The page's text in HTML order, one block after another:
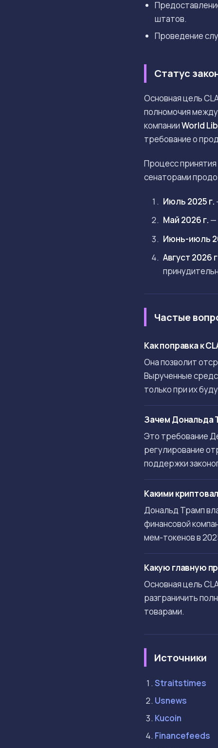
штатов.
Проведение
Статус
Основная цель
полномочия между
компанииWorld
требование о
Процесс
сенаторами
Июль 2025 г.
Май 2026 г. —
Июнь-июль
Август 2026
Частые
Как поправка к
Она позволит
Вырученные
только при их
Зачем Дональда
Это требование
регулирование
поддержки
Какими
Дональд Трамп
финансовой
мем-токенов в
Какую главную
Основная цель
разграничить
товарами.
Источники
Straitstimes
Usnews
Kucoin
Financefeeds